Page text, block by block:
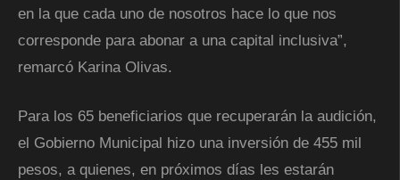
en la que cada uno de nosotros hace lo que nos
corresponde para abonar a una capital inclusiva”,
remarcó Karina Olivas.
Para los 65 beneficiarios que recuperarán la audición,
el Gobierno Municipal hizo una inversión de 455 mil
pesos, a quienes, en próximos días les estarán